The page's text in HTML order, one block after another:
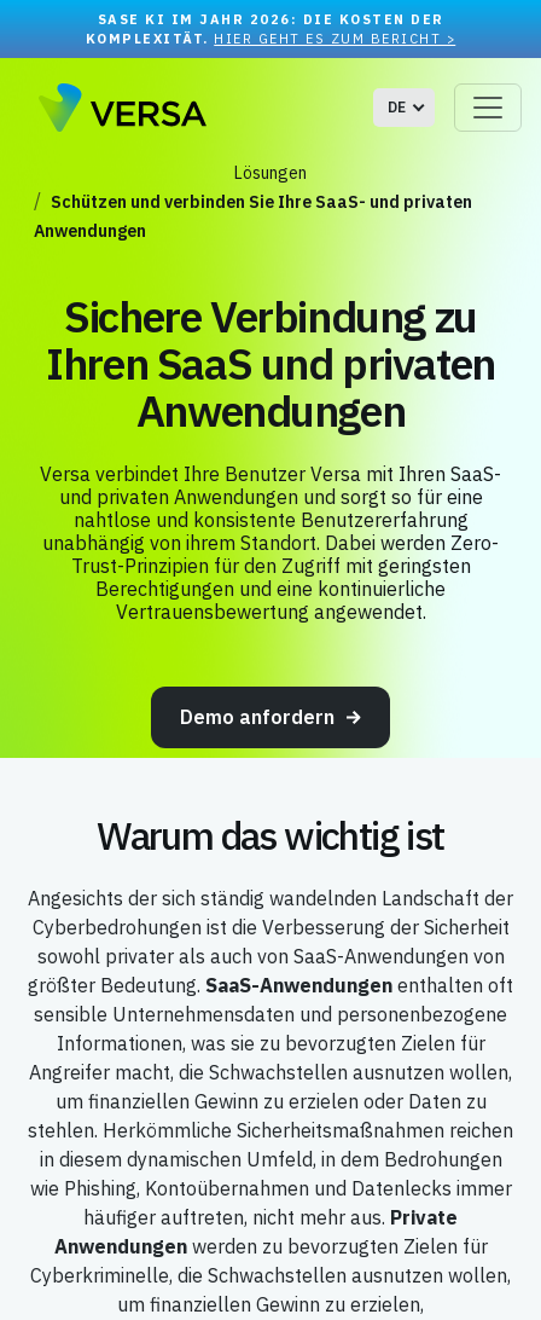
SASE KI IM JAHR 2026: DIE KOSTEN DER
KOMPLEXITÄT. HIER GEHT ES ZUM BERICHT >
DE
Lösungen
Schützen und verbinden Sie Ihre SaaS- und privaten
Anwendungen
Sichere Verbindung zu
Ihren SaaS und privaten
Anwendungen
Versa verbindet Ihre Benutzer Versa mit Ihren SaaS-
und privaten Anwendungen und sorgt so für eine
nahtlose und konsistente Benutzererfahrung
unabhängig von ihrem Standort. Dabei werden Zero-
Trust-Prinzipien für den Zugriff mit geringsten
Berechtigungen und eine kontinuierliche
Vertrauensbewertung angewendet.
Demo anfordern
Warum das wichtig ist
Angesichts der sich ständig wandelnden Landschaft der
Cyberbedrohungen ist die Verbesserung der Sicherheit
sowohl privater als auch von SaaS-Anwendungen von
größter Bedeutung. SaaS-Anwendungen enthalten oft
sensible Unternehmensdaten und personenbezogene
Informationen, was sie zu bevorzugten Zielen für
Angreifer macht, die Schwachstellen ausnutzen wollen,
um finanziellen Gewinn zu erzielen oder Daten zu
stehlen. Herkömmliche Sicherheitsmaßnahmen reichen
in diesem dynamischen Umfeld, in dem Bedrohungen
wie Phishing, Kontoübernahmen und Datenlecks immer
häufiger auftreten, nicht mehr aus. Private
Anwendungenwerden zu bevorzugten Zielen für
Cyberkriminelle, die Schwachstellen ausnutzen wollen,
um finanziellen Gewinn zu erzielen,